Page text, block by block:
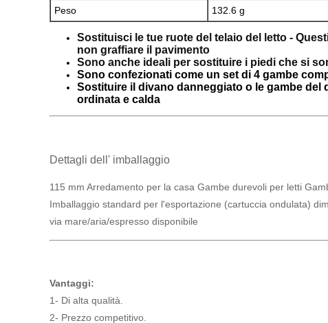
Peso 132.6 g
Sostituisci le tue ruote del telaio del letto -
non graffiare il pavimento
Sono anche ideali per sostituire i piedi che si
Sono confezionati come un set di 4 gambe
Sostituire il divano danneggiato o le gambe del
ordinata e calda
Dettagli dell' imballaggio
115 mm Arredamento per la casa Gambe durevoli per letti
Imballaggio standard per l'esportazione (cartuccia ondulata)
via mare/aria/espresso disponibile
Vantaggi:
1- Di alta qualità.
2- Prezzo competitivo.